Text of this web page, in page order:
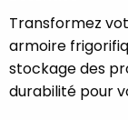
Transformez
armoire
stockage des
durabilité pour